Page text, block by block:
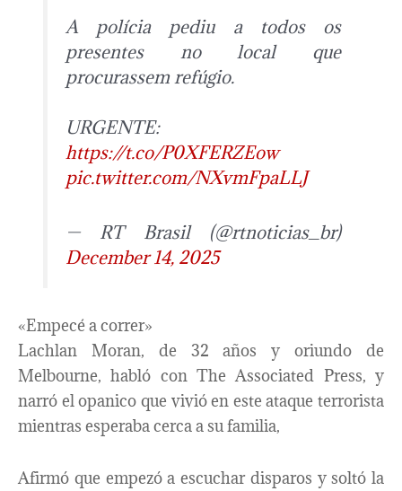
A polícia pediu a todos os
presentes no local que
procurassem refúgio.
URGENTE:
https://t.co/P0XFERZEow
pic.twitter.com/NXvmFpaLLJ
— RT Brasil (@rtnoticias_br)
December 14, 2025
«Empecé a correr»
Lachlan Moran, de 32 años y oriundo de
Melbourne, habló con The Associated Press, y
narró el opanico que vivió en este ataque terrorista
mientras esperaba cerca a su familia,
Afirmó que empezó a escuchar disparos y soltó la